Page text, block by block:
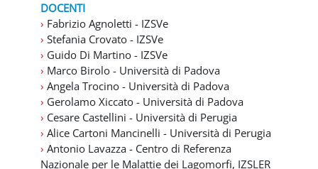
DOCENTI
› Fabrizio Agnoletti - IZSVe
› Stefania Crovato - IZSVe
› Guido Di Martino - IZSVe
› Marco Birolo - Università di Padova
› Angela Trocino - Università di Padova
› Gerolamo Xiccato - Università di Padova
› Cesare Castellini - Università di Perugia
› Alice Cartoni Mancinelli - Università di Perugia
› Antonio Lavazza - Centro di Referenza
Nazionale per le Malattie dei Lagomorfi, IZSLER